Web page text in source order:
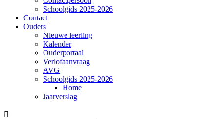
Schoolgids 2025-2026
Contact
Ouders
Nieuwe leerling
Kalender
Ouderportaal
Verlofaanvraag
AVG
Schoolgids 2025-2026
Home
Jaarverslag
